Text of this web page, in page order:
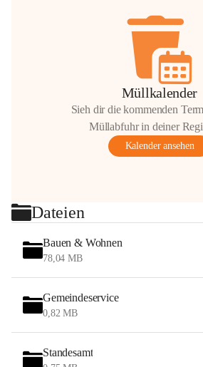
Müllkalender
Sieh dir die kommenden
Müllabfuhr in deiner
Kalender ansehen
Dateien
Bauen & Wohnen
78,04 MB
Gemeindeservice
0,82 MB
Standesamt